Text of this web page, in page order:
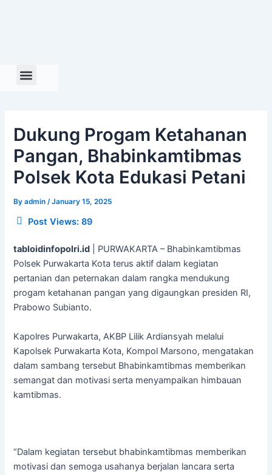
Dukung Progam Ketahanan
Pangan, Bhabinkamtibmas
Polsek Kota Edukasi Petani
Byadmin /January 15, 2025
Post Views: 89
tabloidinfopolri.id | PURWAKARTA – Bhabinkamtibmas
Polsek Purwakarta Kota terus aktif dalam kegiatan
pertanian dan peternakan dalam rangka mendukung
progam ketahanan pangan yang digaungkan presiden RI,
Prabowo Subianto.
Kapolres Purwakarta, AKBP Lilik Ardiansyah melalui
Kapolsek Purwakarta Kota, Kompol Marsono, mengatakan
dalam sambang tersebut Bhabinkamtibmas memberikan
semangat dan motivasi serta menyampaikan himbauan
kamtibmas.
“Dalam kegiatan tersebut bhabinkamtibmas memberikan
motivasi dan semoga usahanya berjalan lancara serta